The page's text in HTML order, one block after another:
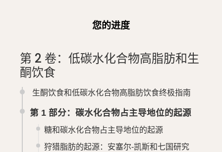
您的进度
第 2 卷：低碳水化合物高脂肪和生
酮饮食
生酮饮食和低碳水化合物高脂肪饮食终极指南
第 1 部分：碳水化合物占主导地位的起源
糖和碳水化合物占主导地位的起源
狩猎脂肪的起源：安塞尔-凯斯和七国研究